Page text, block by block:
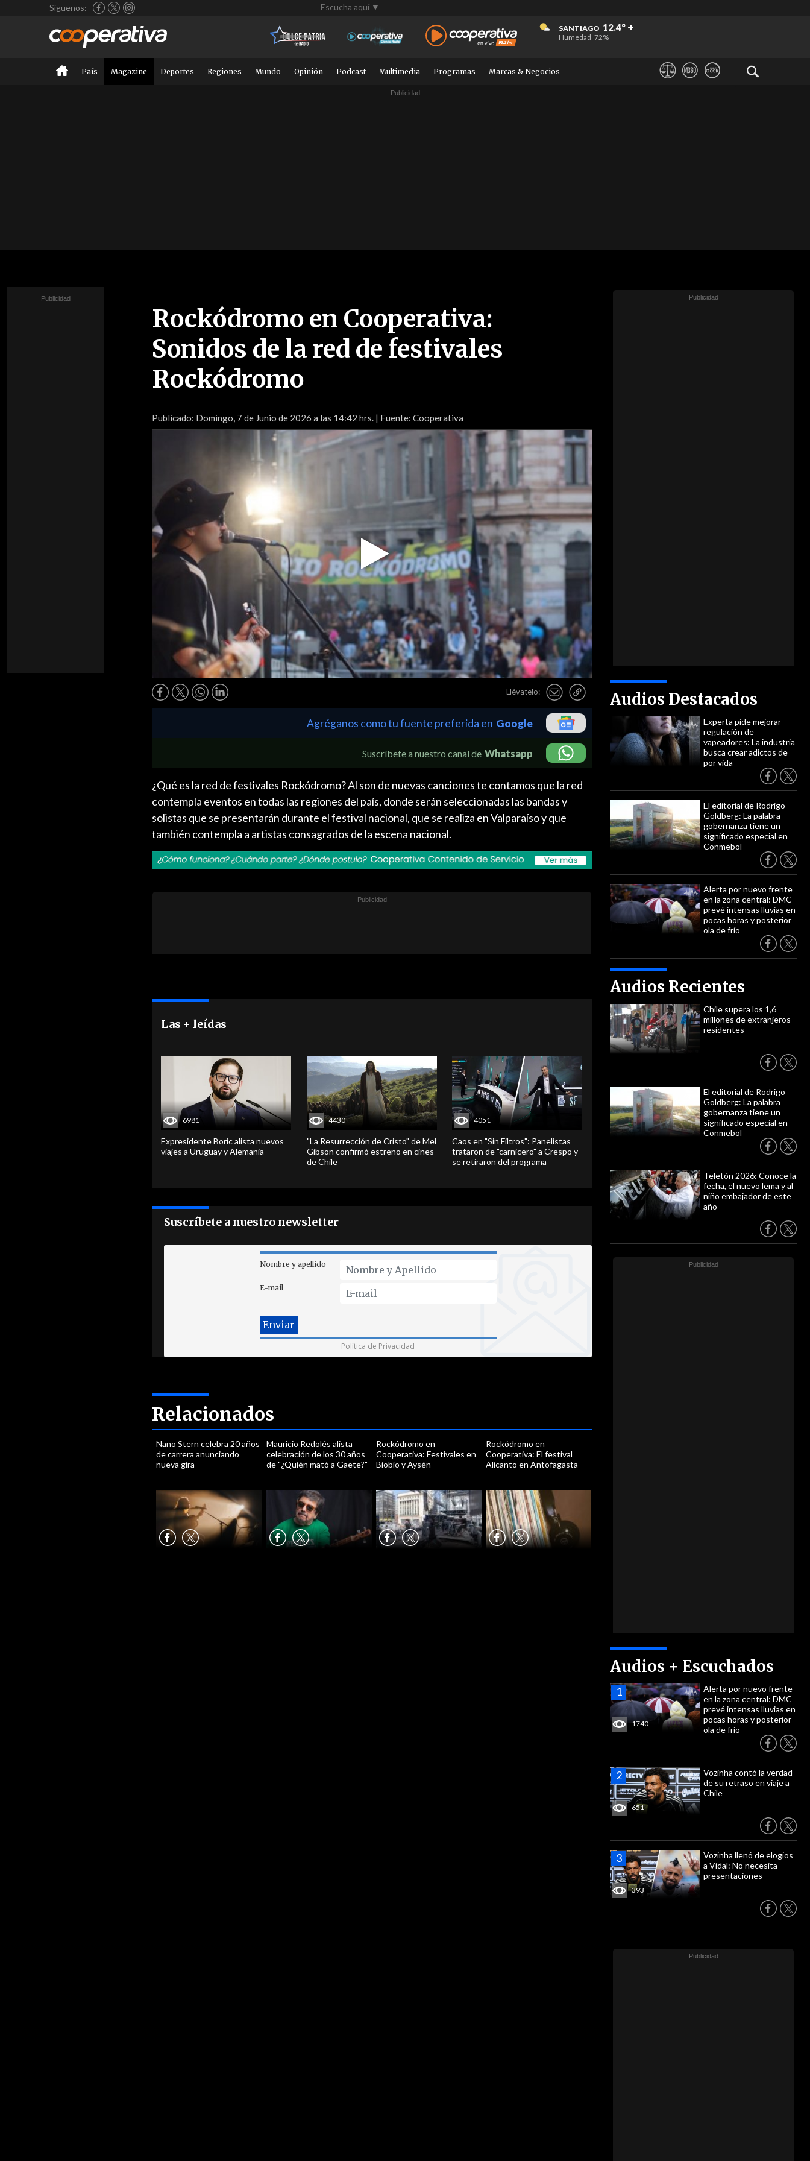
Síguenos: Escucha aquí ▼
SANTIAGO 12.4°
Humedad 72%
+
+
+
País Magazine Deportes Regiones Mundo Opinión Podcast Multimedia Programas Marcas & Negocios
Rockódromo en Cooperativa:
Sonidos de la red de festivales
Rockódromo
Publicado: Domingo, 7 de Junio de 2026 a las 14:42 hrs. | Fuente: Cooperativa
Play
Video
Llévatelo: Audios Destacados
Experta pide mejorar
regulación de
vapeadores: La industria
busca crear adictos de
por vida
El editorial de Rodrigo
Goldberg: La palabra
gobernanza tiene un
significado especial en
Conmebol
Alerta por nuevo frente
en la zona central: DMC
prevé intensas lluvias en
pocas horas y posterior
ola de frío
Audios Recientes
Chile supera los 1,6
millones de extranjeros
residentes
El editorial de Rodrigo
Goldberg: La palabra
gobernanza tiene un
significado especial en
Conmebol
Teletón 2026: Conoce la
fecha, el nuevo lema y al
niño embajador de este
año
Audios + Escuchados
1740
Alerta por nuevo frente
en la zona central: DMC
prevé intensas lluvias en
pocas horas y posterior
ola de frío
651
Vozinha contó la verdad
de su retraso en viaje a
Chile
393
Vozinha llenó de elogios
a Vidal: No necesita
presentaciones
Agréganos como tu fuente preferida en Google
Suscríbete a nuestro canal de Whatsapp
¿Qué es la red de festivales Rockódromo? Al son de nuevas canciones te contamos que la red
contempla eventos en todas las regiones del país, donde serán seleccionadas las bandas y
solistas que se presentarán durante el festival nacional, que se realiza en Valparaíso y que
también contempla a artistas consagrados de la escena nacional.
Las + leídas
6981
Expresidente Boric alista nuevos
viajes a Uruguay y Alemania
4430
"La Resurrección de Cristo" de Mel
Gibson confirmó estreno en cines
de Chile
4051
Caos en "Sin Filtros": Panelistas
trataron de "carnicero" a Crespo y
se retiraron del programa
Suscríbete a nuestro newsletter
Nombre y apellido
E-mail
Política de Privacidad
Relacionados
Nano Stern celebra 20 años
de carrera anunciando
nueva gira
Mauricio Redolés alista
celebración de los 30 años
de "¿Quién mató a Gaete?"
Rockódromo en
Cooperativa: Festivales en
Biobío y Aysén
Rockódromo en
Cooperativa: El festival
Alicanto en Antofagasta